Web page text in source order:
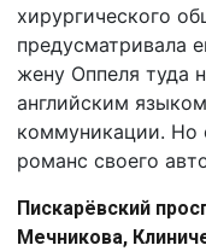
хирургического
предусматривала
жену Оппеля туда
английским
коммуникации. Но
романс своего
Пискарёвский
Мечникова,